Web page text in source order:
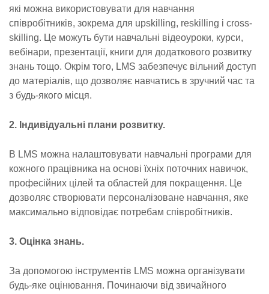
які можна використовувати для навчання
співробітників, зокрема для upskilling, reskilling і cross-
skilling. Це можуть бути навчальні відеоуроки, курси,
вебінари, презентації, книги для додаткового розвитку
знань тощо. Окрім того, LMS забезпечує вільний доступ
до матеріалів, що дозволяє навчатись в зручний час та
з будь-якого місця.
2. Індивідуальні плани розвитку.
В LMS можна налаштовувати навчальні програми для
кожного працівника на основі їхніх поточних навичок,
професійних цілей та областей для покращення. Це
дозволяє створювати персоналізоване навчання, яке
максимально відповідає потребам співробітників.
3. Оцінка знань.
За допомогою інструментів LMS можна організувати
будь-яке оцінювання. Починаючи від звичайного